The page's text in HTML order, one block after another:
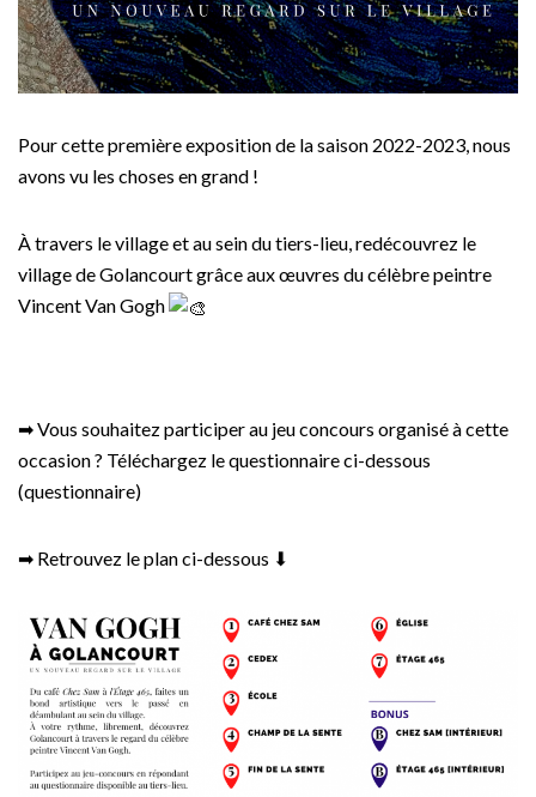
Pour cette première exposition de la saison 2022-2023, nous
avons vu les choses en grand !
À travers le village et au sein du tiers-lieu, redécouvrez le
village de Golancourt grâce aux œuvres du célèbre peintre
Vincent Van Gogh
➡ Vous souhaitez participer au jeu concours organisé à cette
occasion ? Téléchargez le questionnaire ci-dessous
(questionnaire)
➡ Retrouvez le plan ci-dessous ⬇